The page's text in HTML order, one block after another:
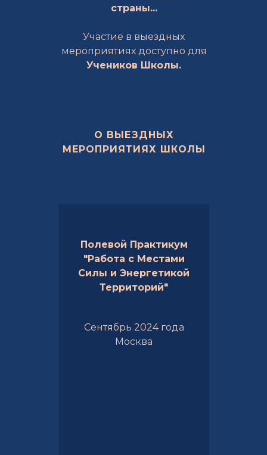
страны...
Участие в выездных
мероприятиях доступно для
Учеников Школы.
Полевой Практикум
"Работа с Местами
Силы и Энергетикой
Территорий"
О ВЫЕЗДНЫХ
МЕРОПРИЯТИЯХ ШКОЛЫ
Сентябрь 2024 года
Москва